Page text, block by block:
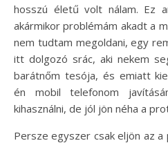
hosszú életű volt nálam. Ez
akármikor problémám akadt a
nem tudtam megoldani, egy
itt dolgozó srác, aki nekem
barátnőm tesója, és emiatt
én mobil telefonom
kihasználni, de jól jön néha a
Persze egyszer csak eljön az a